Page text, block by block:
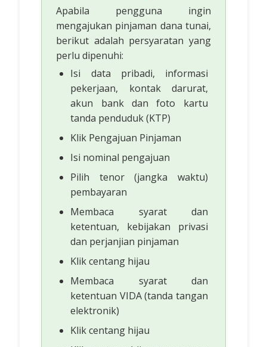
Apabila pengguna ingin
mengajukan pinjaman dana tunai,
berikut adalah persyaratan yang
perlu dipenuhi:
Isi data pribadi, informasi
pekerjaan, kontak darurat,
akun bank dan foto kartu
tanda penduduk (KTP)
Klik Pengajuan Pinjaman
Isi nominal pengajuan
Pilih tenor (jangka waktu)
pembayaran
Membaca syarat dan
ketentuan, kebijakan privasi
dan perjanjian pinjaman
Klik centang hijau
Membaca syarat dan
ketentuan VIDA (tanda tangan
elektronik)
Klik centang hijau